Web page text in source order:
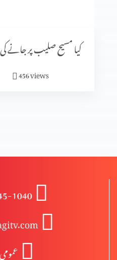
تاریخ میں پیشنگوئیوں کا کردار
ابیونی ابتدائی مسیح کیوں
کیا مسیح صلیب پر جانے
456views
1040